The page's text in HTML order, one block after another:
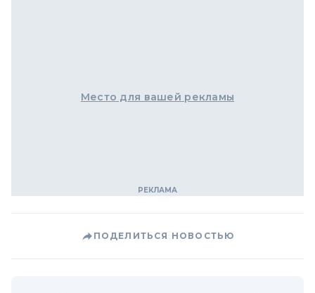
Место для вашей рекламы
ПОДЕЛИТЬСЯ НОВОСТЬЮ